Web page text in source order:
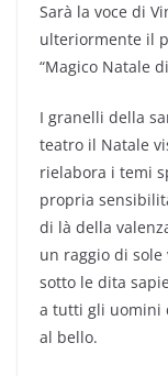
Sarà la voce di
ulteriormente il
“Magico Natale
I granelli della
teatro il Natale
rielabora i temi
propria
di là della
un raggio di
sotto le dita
a tutti gli uomini
al bello.